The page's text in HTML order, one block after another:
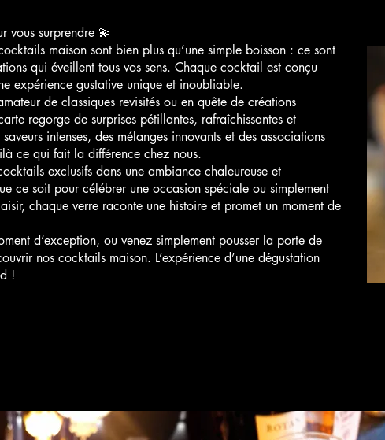
vous surprendre 💫
maison sont bien plus qu’une simple boisson : ce sont
qui éveillent tous vos sens. Chaque cocktail est conçu
expérience gustative unique et inoubliable.
de classiques revisités ou en quête de créations
regorge de surprises pétillantes, rafraîchissantes et
intenses, des mélanges innovants et des associations
ce qui fait la différence chez nous.
exclusifs dans une ambiance chaleureuse et
ce soit pour célébrer une occasion spéciale ou simplement
chaque verre raconte une histoire et promet un moment de
d’exception, ou venez simplement pousser la porte de
nos cocktails maison. L’expérience d’une dégustation
!